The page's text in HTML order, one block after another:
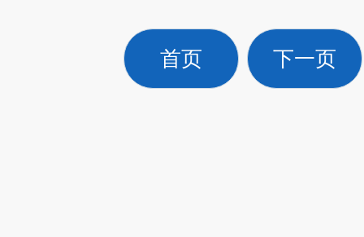
首页 下一页